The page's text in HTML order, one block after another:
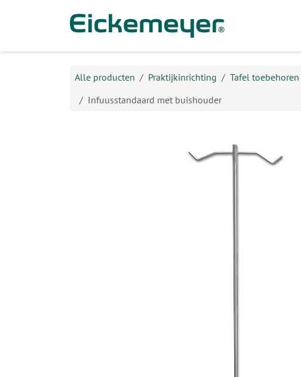
Alle producten Praktijkinrichting
Tafel toebehoren
Infuusstandaard met buishouder